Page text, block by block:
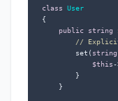
class
User
{
public
string
//
        set(
string
$this-
        }
    }